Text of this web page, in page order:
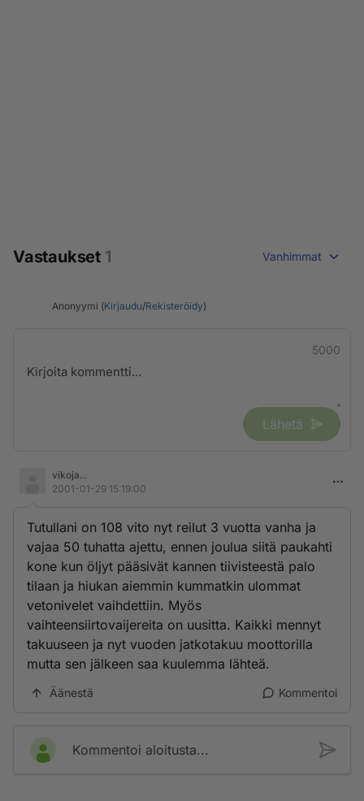
Vastaukset 1 Vanhimmat
Anonyymi (Kirjaudu/Rekisteröidy)
5000
Lähetä
vikoja...
2001-01-29 15:19:00
Tutullani on 108 vito nyt reilut 3 vuotta vanha ja
vajaa 50 tuhatta ajettu, ennen joulua siitä paukahti
kone kun öljyt pääsivät kannen tiivisteestä palo
tilaan ja hiukan aiemmin kummatkin ulommat
vetonivelet vaihdettiin. Myös
vaihteensiirtovaijereita on uusitta. Kaikki mennyt
takuuseen ja nyt vuoden jatkotakuu moottorilla
mutta sen jälkeen saa kuulemma lähteä.
Äänestä Kommentoi
Kommentoi aloitusta...